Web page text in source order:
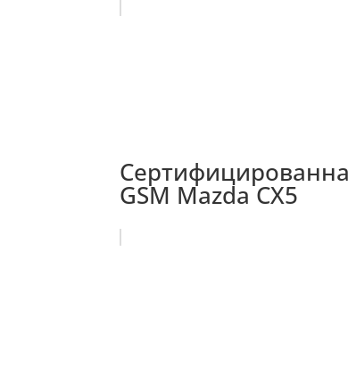
GSM Mazda CX5